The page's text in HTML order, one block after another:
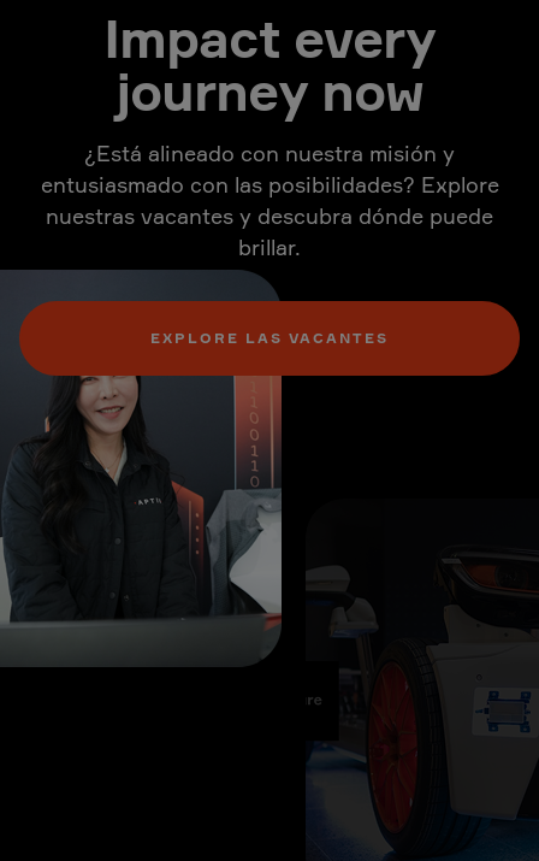
Impact every
journey now
¿Está alineado con nuestra misión y
entusiasmado con las posibilidades? Explore
nuestras vacantes y descubra dónde puede
brillar.
EXPLORE LAS VACANTES